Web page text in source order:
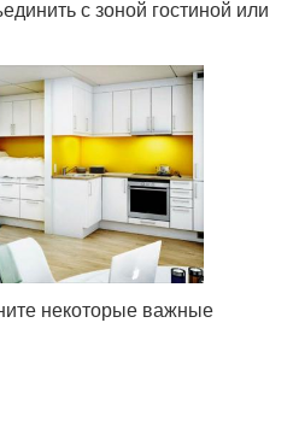
с зоной гостиной или
некоторые важные